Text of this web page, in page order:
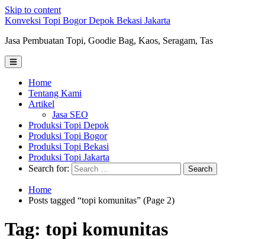
Skip to content
Konveksi Topi Bogor Depok Bekasi Jakarta
Jasa Pembuatan Topi, Goodie Bag, Kaos, Seragam, Tas
Home
Tentang Kami
Artikel
Jasa SEO
Produksi Topi Depok
Produksi Topi Bogor
Produksi Topi Bekasi
Produksi Topi Jakarta
Search for:
Home
Posts tagged “topi komunitas” (Page 2)
Tag: topi komunitas